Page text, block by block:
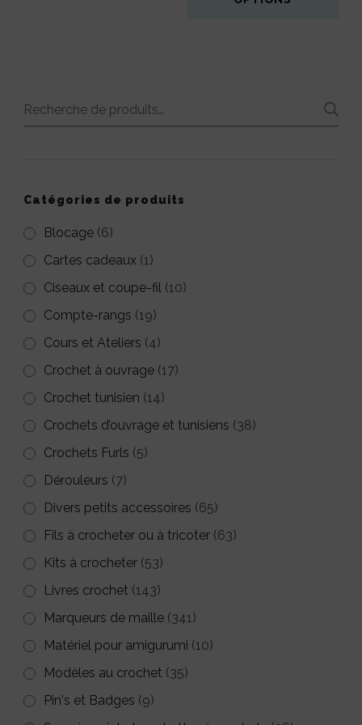
plusieurs
Recherche
Catégories de produits
Blocage (6)
Cartes cadeaux (1)
Ciseaux et coupe-fil (10)
Compte-rangs (19)
Cours et Ateliers (4)
Crochet à ouvrage (17)
Crochet tunisien (14)
Crochets d’ouvrage et tunisiens (38)
Crochets Furls (5)
Dérouleurs (7)
Divers petits accessoires (65)
Fils à crocheter ou à tricoter (63)
Kits à crocheter (53)
Livres crochet (143)
Marqueurs de maille (341)
Matériel pour amigurumi (10)
Modèles au crochet (35)
Pin's et Badges (9)